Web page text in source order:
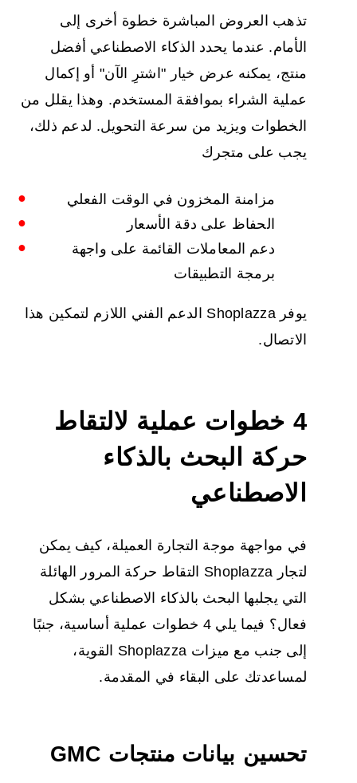
تذهب العروض المباشرة خطوة أخرى إلى
الأمام. عندما يحدد الذكاء الاصطناعي أفضل
منتج، يمكنه عرض خيار "اشترِ الآن" أو إكمال
عملية الشراء بموافقة المستخدم. وهذا يقلل من
الخطوات ويزيد من سرعة التحويل. لدعم ذلك،
يجب على متجرك
مزامنة المخزون في الوقت الفعلي
الحفاظ على دقة الأسعار
دعم المعاملات القائمة على واجهة
برمجة التطبيقات
يوفر Shoplazza الدعم الفني اللازم لتمكين هذا
الاتصال.
4 خطوات عملية لالتقاط
حركة البحث بالذكاء
الاصطناعي
في مواجهة موجة التجارة العميلة، كيف يمكن
لتجار Shoplazza التقاط حركة المرور الهائلة
التي يجلبها البحث بالذكاء الاصطناعي بشكل
فعال؟ فيما يلي 4 خطوات عملية أساسية، جنبًا
إلى جنب مع ميزات Shoplazza القوية،
لمساعدتك على البقاء في المقدمة.
تحسين بيانات منتجات GMC